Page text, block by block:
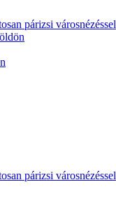
párizsi városnézéssel
párizsi városnézéssel